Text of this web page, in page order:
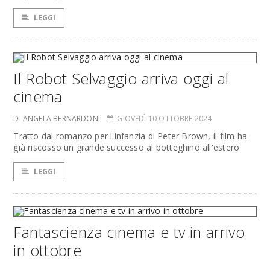
LEGGI
Il Robot Selvaggio arriva oggi al
cinema
DI ANGELA BERNARDONI GIOVEDÌ 10 OTTOBRE 2024
Tratto dal romanzo per l'infanzia di Peter Brown, il film ha
già riscosso un grande successo al botteghino all'estero
LEGGI
Fantascienza cinema e tv in arrivo
in ottobre